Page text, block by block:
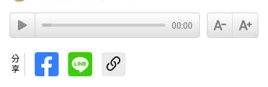
00:00
分享